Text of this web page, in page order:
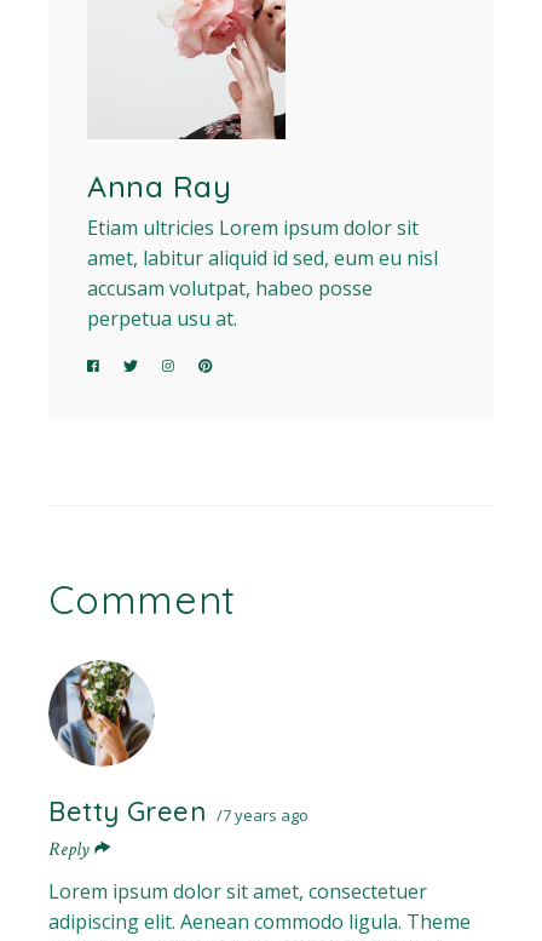
Anna Ray
Etiam ultricies Lorem ipsum dolor sit
amet, labitur aliquid id sed, eum eu nisl
accusam volutpat, habeo posse
perpetua usu at.
Comment
Betty Green 7 years ago
Reply
Lorem ipsum dolor sit amet, consectetuer
adipiscing elit. Aenean commodo ligula. Theme